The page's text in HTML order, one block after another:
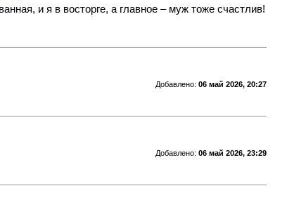
и я в восторге, а главное – муж тоже счастлив!
Добавлено: 06 май 2026, 20:27
Добавлено: 06 май 2026, 23:29